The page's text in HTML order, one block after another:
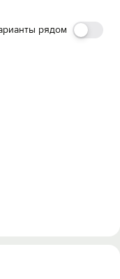
рядом